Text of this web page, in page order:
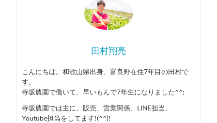
田村翔亮
こんにちは。和歌山県出身、富良野在住7年目の田村で
す。
寺坂農園で働いて、早いもんで7年生になりました^^;
寺坂農園では主に、販売、営業関係、LINE担当、
Youtube担当をしてます!(^^)!